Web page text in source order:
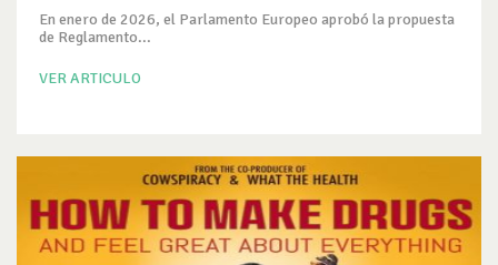
En enero de 2026, el Parlamento Europeo aprobó la propuesta
de Reglamento...
VER ARTICULO